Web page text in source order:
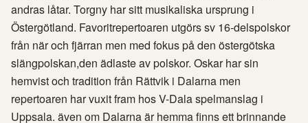
andras låtar. Torgny har sitt musikaliska ursprung i
Östergötland. Favoritrepertoaren utgörs sv 16-delspolskor
från när och fjärran men med fokus på den östergötska
slängpolskan,den ädlaste av polskor. Oskar har sin
hemvist och tradition från Rättvik i Dalarna men
repertoaren har vuxit fram hos V-Dala spelmanslag i
Uppsala. även om Dalarna är hemma finns ett brinnande